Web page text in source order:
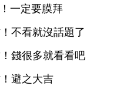
一定要膜拜
不看就沒話題了
錢很多就看看吧
避之大吉